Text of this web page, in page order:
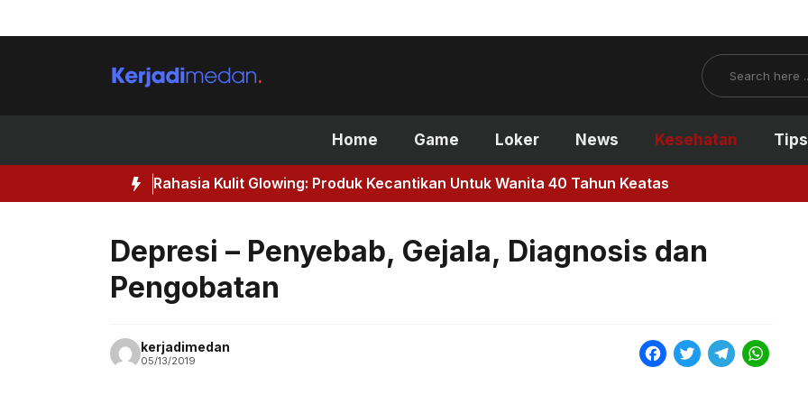
to
Search
Home Game Loker News Kesehatan Tips
Rahasia Kulit Glowing: Produk Kecantikan Untuk Wanita 40 Tahun Keatas
Depresi – Penyebab, Gejala, Diagnosis dan
Pengobatan
kerjadimedan
05/13/2019
F
T
T
W